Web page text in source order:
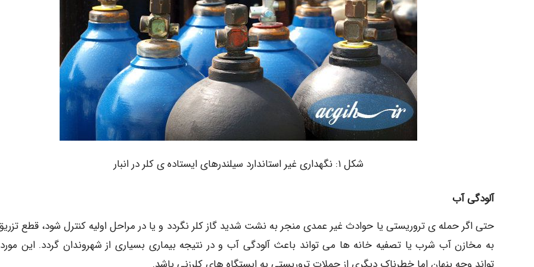
شکل ۱: نگهداری غیر استاندارد سیلندرهای ایستاده ی کلر در انبار
آلودگی آب
حتی اگر حمله ی تروریستی یا حوادث غیر عمدی منجر به نشت شدید گاز کلر نگردد و یا در مراحل اولیه کنترل شود، قطع
به مخازن آب شرب یا تصفیه خانه ها می تواند باعث آلودگی آب و در نتیجه بیماری بسیاری از شهروندان گردد. این